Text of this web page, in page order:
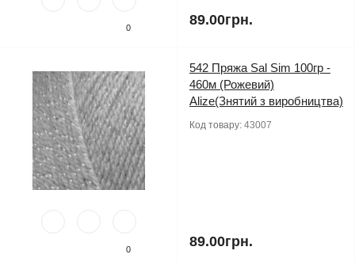
0 89.00грн.
0
542 Пряжа Sal Sim 100гр -
460м (Рожевий)
Alize(Знятий з виробництва)
Код товару: 43007
89.00грн.